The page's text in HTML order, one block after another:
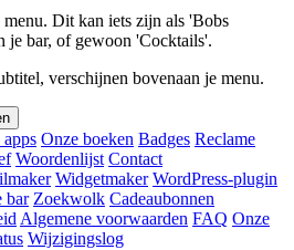
Dit kan iets zijn als 'Bobs
je bar, of gewoon 'Cocktails'.
verschijnen bovenaan je menu.
Onze boeken Badges Reclame
Woordenlijst Contact
Widgetmaker WordPress-plugin
bar Zoekwolk Cadeaubonnen
Algemene voorwaarden FAQ Onze
Wijzigingslog